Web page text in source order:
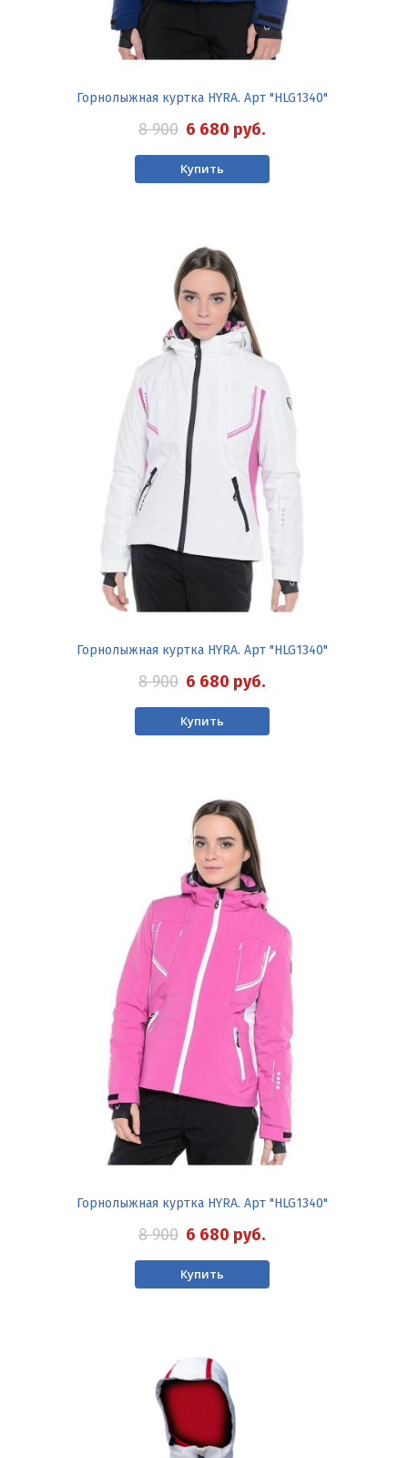
Горнолыжная куртка HYRA. Арт "HLG1340"
8 900 6 680 руб.
Купить
Горнолыжная куртка HYRA. Арт "HLG1340"
8 900 6 680 руб.
Купить
Горнолыжная куртка HYRA. Арт "HLG1340"
8 900 6 680 руб.
Купить